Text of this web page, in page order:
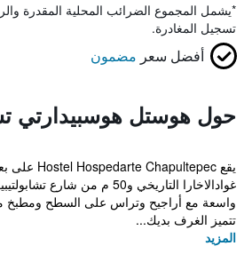
*يشمل المجموع الضرائب المحلية المقدرة
تسجيل المغادرة.
أفضل سعر مضمون
حول هوستل هوسبيدارتي
غوادالاخارا التاريخي و50 م من
واسعة مع أراجيح وتراس على السطح ومطبخ
تتميز الغرف بديك...
المزيد